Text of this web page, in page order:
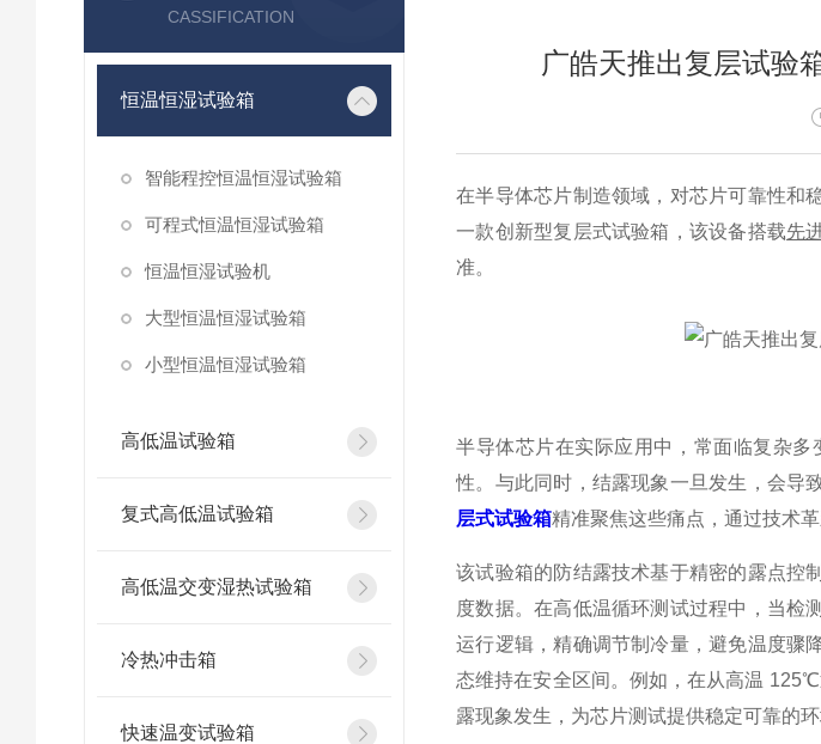
CASSIFICATION
恒温恒湿试验箱
智能程控恒温恒湿试验箱
可程式恒温恒湿试验箱
恒温恒湿试验机
大型恒温恒湿试验箱
小型恒温恒湿试验箱
高低温试验箱
复式高低温试验箱
高低温交变湿热试验箱
冷热冲击箱
快速温变试验箱
广皓天推出复层试验
在半导体芯片制造领域，对芯片可靠性和
一款创新型复层式试验箱，该设备搭载先
准。
半导体芯片在实际应用中，常面临复杂
性。与此同时，结露现象一旦发生，会导
层式试验箱精准聚焦这些痛点，通过技术革
该试验箱的防结露技术基于精密的露点控
度数据。在高低温循环测试过程中，当检
运行逻辑，精确调节制冷量，避免温度骤
态维持在安全区间。例如，在从高温
露现象发生，为芯片测试提供稳定可靠的环